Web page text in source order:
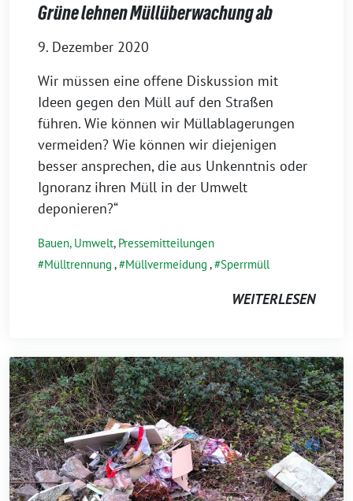
Grüne lehnen Müllüberwachung ab
9. Dezember 2020
Wir müssen eine offene Diskussion mit
Ideen gegen den Müll auf den Straßen
führen. Wie können wir Müllablagerungen
vermeiden? Wie können wir diejenigen
besser ansprechen, die aus Unkenntnis oder
Ignoranz ihren Müll in der Umwelt
deponieren?“
Bauen, Umwelt, Pressemitteilungen
Mülltrennung , Müllvermeidung , Sperrmüll
WEITERLESEN